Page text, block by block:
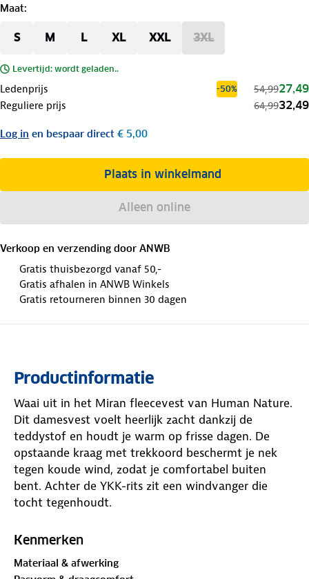
Maat:
S M L XL XXL 3XL
Levertijd: wordt geladen..
Ledenprijs -50% 54,9927,49
Reguliere prijs 64,9932,49
Log in en bespaar direct € 5,00
Plaats in winkelmand
Alleen online
Verkoop en verzending door ANWB
Gratis thuisbezorgd vanaf 50,-
Gratis afhalen in ANWB Winkels
Gratis retourneren binnen 30 dagen
Productinformatie
Waai uit in het Miran fleecevest van Human Nature.
Dit damesvest voelt heerlijk zacht dankzij de
teddystof en houdt je warm op frisse dagen. De
opstaande kraag met trekkoord beschermt je nek
tegen koude wind, zodat je comfortabel buiten
bent. Achter de YKK-rits zit een windvanger die
tocht tegenhoudt.
Het vest heeft een normale pasvorm en zit
kleuren, zodat er altijd een variant bij je past. In de
Kenmerken
Materiaal & afwerking